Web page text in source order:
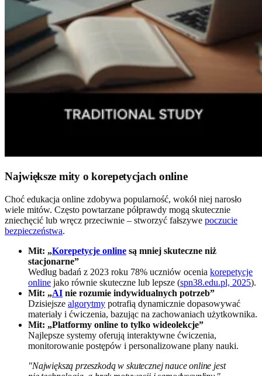
Największe mity o korepetycjach online
Choć edukacja online zdobywa popularność, wokół niej narosło
wiele mitów. Często powtarzane półprawdy mogą skutecznie
zniechęcić lub wręcz przeciwnie – stworzyć fałszywe poczucie
bezpieczeństwa.
Mit: „Korepetycje online są mniej skuteczne niż
stacjonarne”
Według badań z 2023 roku 78% uczniów ocenia korepetycje
online jako równie skuteczne lub lepsze (spn38.edu.pl, 2025).
Mit: „AI nie rozumie indywidualnych potrzeb”
Dzisiejsze algorytmy potrafią dynamicznie dopasowywać
materiały i ćwiczenia, bazując na zachowaniach użytkownika.
Mit: „Platformy online to tylko wideolekcje”
Najlepsze systemy oferują interaktywne ćwiczenia,
monitorowanie postępów i personalizowane plany nauki.
"Największą przeszkodą w skutecznej nauce online jest